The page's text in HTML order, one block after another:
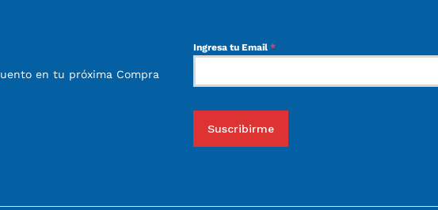
en tu próxima Compra
Ingresa tu Email *
Suscribirme